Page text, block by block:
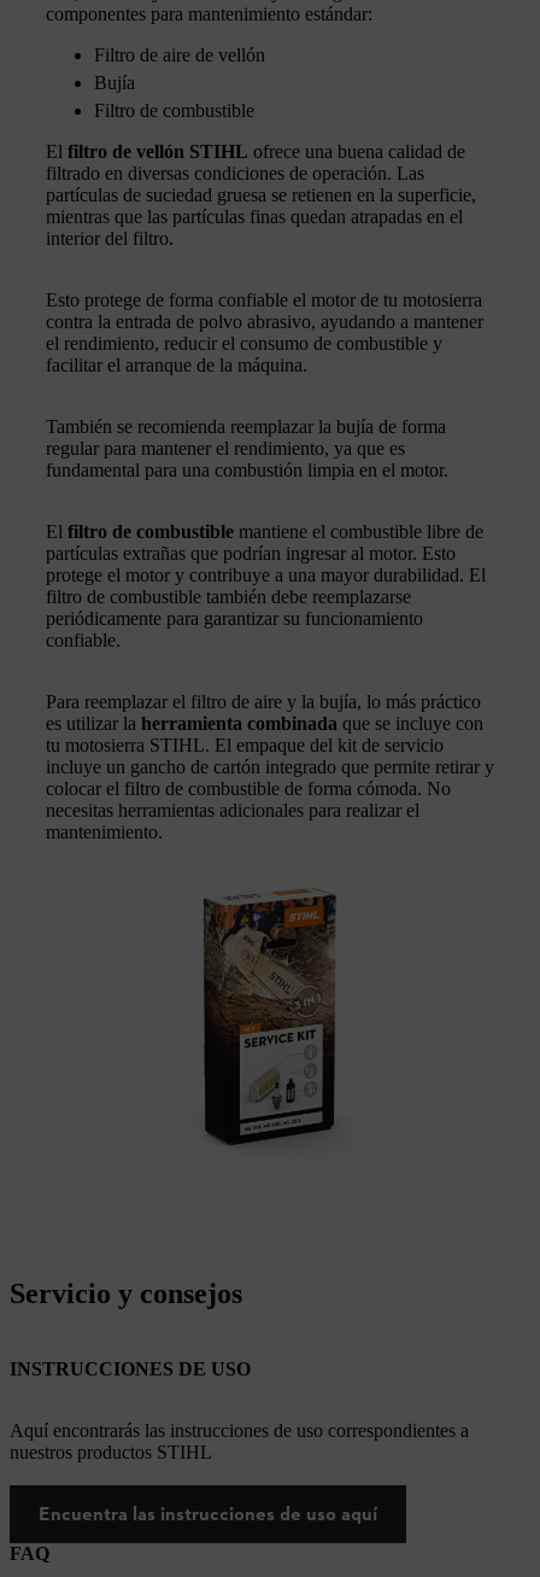
componentes para mantenimiento estándar:
Filtro de aire de vellón
Bujía
Filtro de combustible
El filtro de vellón STIHL ofrece una buena calidad de
filtrado en diversas condiciones de operación. Las
partículas de suciedad gruesa se retienen en la superficie,
mientras que las partículas finas quedan atrapadas en el
interior del filtro.
Esto protege de forma confiable el motor de tu motosierra
contra la entrada de polvo abrasivo, ayudando a mantener
el rendimiento, reducir el consumo de combustible y
facilitar el arranque de la máquina.
También se recomienda reemplazar la bujía de forma
regular para mantener el rendimiento, ya que es
fundamental para una combustión limpia en el motor.
El filtro de combustible mantiene el combustible libre de
partículas extrañas que podrían ingresar al motor. Esto
protege el motor y contribuye a una mayor durabilidad. El
filtro de combustible también debe reemplazarse
periódicamente para garantizar su funcionamiento
confiable.
Para reemplazar el filtro de aire y la bujía, lo más práctico
es utilizar la herramienta combinada que se incluye con
tu motosierra STIHL. El empaque del kit de servicio
incluye un gancho de cartón integrado que permite retirar y
colocar el filtro de combustible de forma cómoda. No
necesitas herramientas adicionales para realizar el
mantenimiento.
Servicio y consejos
INSTRUCCIONES DE USO
Aquí encontrarás las instrucciones de uso correspondientes a
nuestros productos STIHL
Encuentra las instrucciones de uso aquí
FAQ